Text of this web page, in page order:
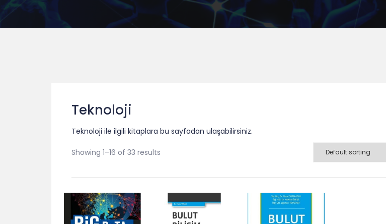
Teknoloji
Teknoloji ile ilgili kitaplara bu sayfadan ulaşabilirsiniz.
Showing 1–16 of 33 results